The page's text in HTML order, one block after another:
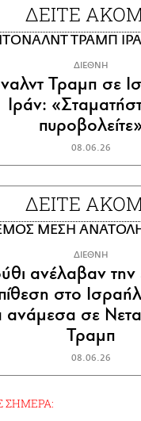
ΔΕΙΤΕ
ΔΙΕΘΝΗ
Τραμπ σε
Ιράν:
πυροβολείτε»
08.06.26
ΔΕΙΤΕ
ΔΙΕΘΝΗ
ανέλαβαν την
στο
ανάμεσα σε
Τραμπ
08.06.26
ΣΗΜΕΡΑ: